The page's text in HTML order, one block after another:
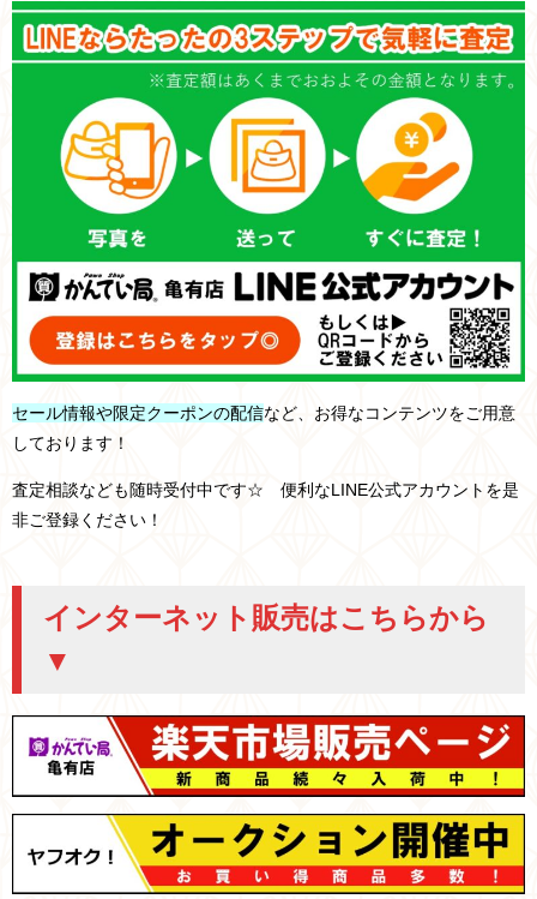
セール情報や限定クーポンの配信など、お得なコンテンツをご用意
しております！
査定相談なども随時受付中です☆ 便利なLINE公式アカウントを是
非ご登録ください！
インターネット販売はこちらから
▼